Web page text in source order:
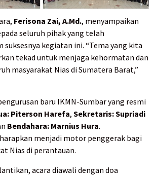
Ferisona Zai, A.Md., menyampaikan
seluruh pihak yang telah
kegiatan ini. “Tema yang kita
tekad untuk menjaga kehormatan dan
masyarakat Nias di Sumatera Barat,”
baru IKMN-Sumbar yang resmi
Piterson Harefa, Sekretaris: Supriadi
Bendahara: Marnius Hura.
menjadi motor penggerak bagi
Nias di perantauan.
acara diawali dengan doa